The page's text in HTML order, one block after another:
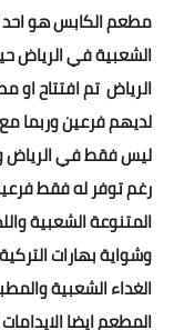
مطعم الكابس هو احد
الشعبية في الرياض
الرياض تم افتتاح
لديهم فرعين وربما
ليس فقط في الرياض
رغم توفر له فقط
المتنوعة الشعبية
وشواية بهارات
الغداء الشعبية
المطعم ايضا